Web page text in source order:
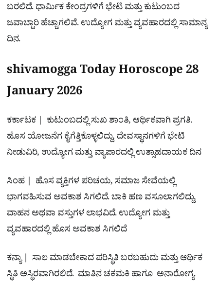
ಬರಲಿದೆ. ಧಾರ್ಮಿಕ ಕೇಂದ್ರಗಳಿಗೆ ಭೇಟಿ ಮತ್ತು ಕುಟುಂಬದ
ಜವಾಬ್ದಾರಿ ಹೆಚ್ಚಾಗಲಿವೆ. ಉದ್ಯೋಗ ಮತ್ತು ವ್ಯವಹಾರದಲ್ಲಿ ಸಾಮಾನ್ಯ
ದಿನ.
shivamogga Today Horoscope 28
January 2026
ಕರ್ಕಾಟಕ | ಕುಟುಂಬದಲ್ಲಿ ಸುಖ ಶಾಂತಿ, ಆರ್ಥಿಕವಾಗಿ ಪ್ರಗತಿ.
ಹೊಸ ಯೋಜನೆಗ ಕೈಗೆತ್ತಿಕೊಳ್ಳಲಿದ್ದು, ದೇವಸ್ಥಾನಗಳಿಗೆ ಭೇಟಿ
ನೀಡುವಿರಿ, ಉದ್ಯೋಗ ಮತ್ತು ವ್ಯಾಪಾರದಲ್ಲಿ ಉತ್ಸಾಹದಾಯಕ ದಿನ
ಸಿಂಹ | ಹೊಸ ವ್ಯಕ್ತಿಗಳ ಪರಿಚಯ, ಸಮಾಜ ಸೇವೆಯಲ್ಲಿ
ಭಾಗವಹಿಸುವ ಅವಕಾಶ ಸಿಗಲಿದೆ. ಬಾಕಿ ಹಣ ವಸೂಲಾಗಲಿದ್ದು,
ವಾಹನ ಅಥವಾ ವಸ್ತುಗಳ ಲಾಭವಿದೆ. ಉದ್ಯೋಗ ಮತ್ತು
ವ್ಯವಹಾರದಲ್ಲಿ ಹೊಸ ಅವಕಾಶ ಸಿಗಲಿದೆ
ಕನ್ಯಾ | ಸಾಲ ಮಾಡಬೇಕಾದ ಪರಿಸ್ಥಿತಿ ಬರಬಹುದು ಮತ್ತು ಆರ್ಥಿಕ
ಸ್ಥಿತಿ ಅಸ್ಥಿರವಾಗಿರಲಿದೆ. ಮಾತಿನ ಚಕಮಕಿ ಹಾಗೂ ಅನಾರೋಗ್ಯ.